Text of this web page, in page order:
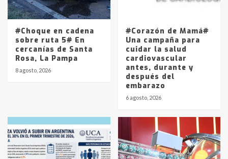
5
La Pampa, desde YPF hasta Axion
entre 857 a 1338 pesos
#Choque en cadena
sobre ruta 5# En
cercanías de Santa
Rosa, La Pampa
8 agosto, 2026
#Corazón de Mamá#
Una campaña para
cuidar la salud
cardiovascular
antes, durante y
después del
embarazo
6 agosto, 2026